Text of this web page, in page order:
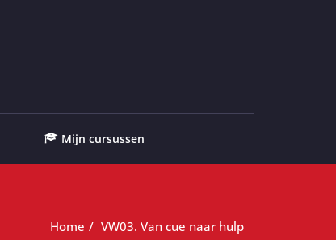
Mijn cursussen
Home VW03. Van cue naar hulp